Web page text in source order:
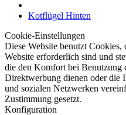
Kotflügel Hinten
Cookie-Einstellungen
Diese Website benutzt
Website erforderlich sind und
die den Komfort bei Benutzung
Direktwerbung dienen oder die
und sozialen Netzwerken
Zustimmung gesetzt.
Konfiguration